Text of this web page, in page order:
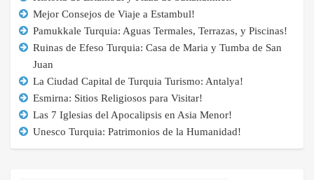
Mejor Consejos de Viaje a Estambul!
Pamukkale Turquia: Aguas Termales, Terrazas, y Piscinas!
Ruinas de Efeso Turquia: Casa de Maria y Tumba de San
Juan
La Ciudad Capital de Turquia Turismo: Antalya!
Esmirna: Sitios Religiosos para Visitar!
Las 7 Iglesias del Apocalipsis en Asia Menor!
Unesco Turquia: Patrimonios de la Humanidad!